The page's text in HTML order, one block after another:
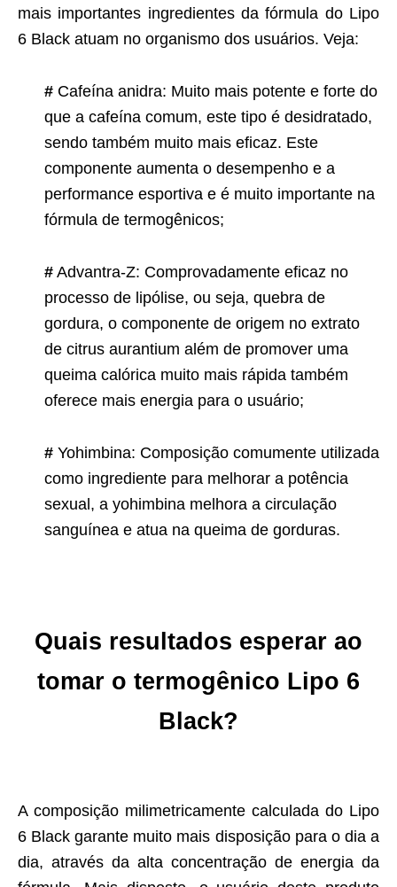
mais importantes ingredientes da fórmula do Lipo
6 Black atuam no organismo dos usuários. Veja:
# Cafeína anidra: Muito mais potente e forte do
que a cafeína comum, este tipo é desidratado,
sendo também muito mais eficaz. Este
componente aumenta o desempenho e a
performance esportiva e é muito importante na
fórmula de termogênicos;
# Advantra-Z: Comprovadamente eficaz no
processo de lipólise, ou seja, quebra de
gordura, o componente de origem no extrato
de citrus aurantium além de promover uma
queima calórica muito mais rápida também
oferece mais energia para o usuário;
# Yohimbina: Composição comumente utilizada
como ingrediente para melhorar a potência
sexual, a yohimbina melhora a circulação
sanguínea e atua na queima de gorduras.
Quais resultados esperar ao
tomar o termogênico Lipo 6
Black?
A composição milimetricamente calculada do Lipo
6 Black garante muito mais disposição para o dia a
dia, através da alta concentração de energia da